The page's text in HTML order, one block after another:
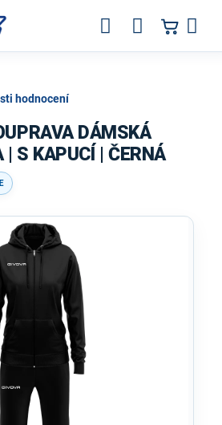
hodnocení
DÁMSKÁ
| S KAPUCÍ | ČERNÁ